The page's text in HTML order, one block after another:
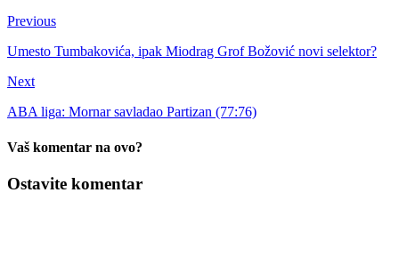
Previous
Umesto Tumbakovića, ipak Miodrag Grof Božović novi selektor?
Next
ABA liga: Mornar savladao Partizan (77:76)
Vaš komentar na ovo?
Ostavite komentar